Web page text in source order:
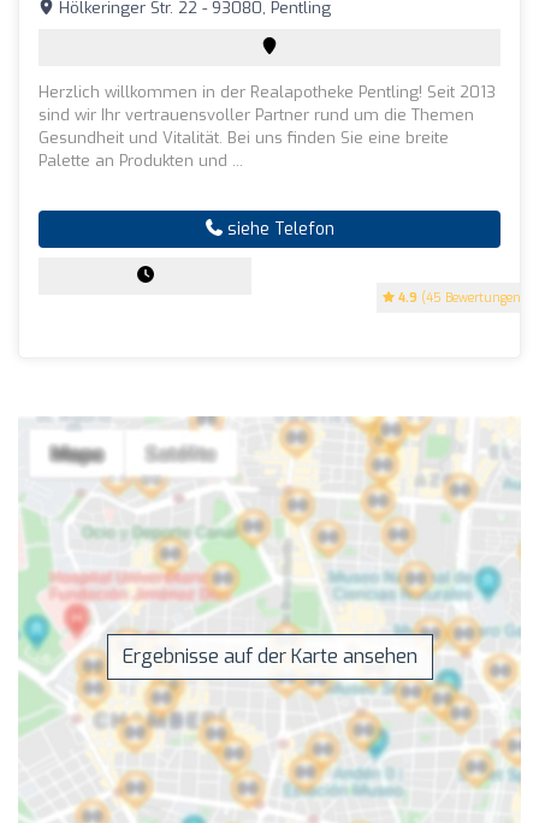
4.9 (45 Bewertungen)
Hölkeringer Str. 22 - 93080, Pentling
Herzlich willkommen in der Realapotheke Pentling! Seit 2013
sind wir Ihr vertrauensvoller Partner rund um die Themen
Gesundheit und Vitalität. Bei uns finden Sie eine breite
Palette an Produkten und ...
siehe Telefon
Ergebnisse auf der Karte ansehen